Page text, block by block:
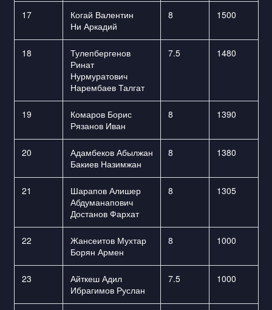
17
Когай Валентин
Ни Аркадий
8 1500
18
Тулепбергенов
Ринат
Нурмуратович
Нарембаев Талгат
7.5 1480
19
Комаров Борис
Рязанов Иван
8 1390
20
Адамбеков Абылжан
Бакиев Назимжан
8 1380
21
Шарапов Алишер
Абдуманапович
Достанов Фархат
8 1305
22
Жансеитов Мухтар
Борян Армен
8 1000
23
Айткеш Адил
Ибрагимов Руслан
7.5 1000